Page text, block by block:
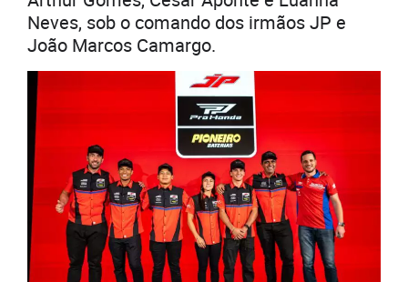
Neves, sob o comando dos irmãos JP e
João Marcos Camargo.